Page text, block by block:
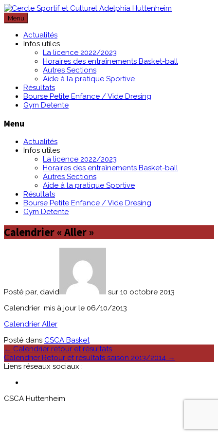
Passer
au
contenu
Menu
Actualités
Infos utiles
La licence 2022/2023
Horaires des entraînements Basket-ball
Autres Sections
Aide à la pratique Sportive
Résultats
Bourse Petite Enfance / Vide Dresing
Gym Detente
Menu
Actualités
Infos utiles
La licence 2022/2023
Horaires des entraînements Basket-ball
Autres Sections
Aide à la pratique Sportive
Résultats
Bourse Petite Enfance / Vide Dresing
Gym Detente
Calendrier « Aller »
Posté par, david
sur 10 octobre 2013
Calendrier mis à jour le 06/10/2013
Calendrier Aller
Posté dans CSCA Basket
Poste
navigation
← Calendrier retour et résultats
Calendrier Retour et résultats saison 2013/2014 →
Liens réseaux sociaux :
CSCA Huttenheim